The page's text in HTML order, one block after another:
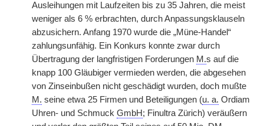
Ausleihungen mit Laufzeiten bis zu 35 Jahren, die meist
weniger als 6 % erbrachten, durch Anpassungsklauseln
abzusichern. Anfang 1970 wurde die „Müne-Handel“
zahlungsunfähig. Ein Konkurs konnte zwar durch
Übertragung der langfristigen Forderungen M.s auf die
knapp 100 Gläubiger vermieden werden, die abgesehen
von Zinseinbußen nicht geschädigt wurden, doch mußte
M. seine etwa 25 Firmen und Beteiligungen (u. a. Ordiam
Uhren- und Schmuck GmbH; Finultra Zürich) veräußern